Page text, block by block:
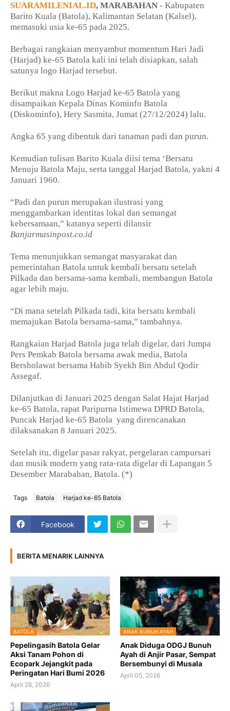
SUARAMILENIAL.ID, MARABAHAN - Kabupaten
Barito Kuala (Batola), Kalimantan Selatan (Kalsel),
memasuki usia ke-65 pada 2025.
Berbagai rangkaian menyambut momentum Hari Jadi
(Harjad) ke-65 Batola kali ini telah disiapkan, salah
satunya logo Harjad tersebut.
Berikut makna Logo Harjad ke-65 Batola yang
disampaikan Kepala Dinas Kominfo Batola
(Diskominfo), Hery Sasmita, Jumat (27/12/2024) lalu.
Angka 65 yang dibentuk dari tanaman padi dan purun.
Kemudian tulisan Barito Kuala diisi tema ‘Bersatu
Menuju Batola Maju, serta tanggal Harjad Batola, yakni 4
Januari 1960.
“Padi dan purun merupakan ilustrasi yang
menggambarkan identitas lokal dan semangat
kebersamaan,” katanya seperti dilansir
Banjarmasinpost.co.id
Tema menunjukkan semangat masyarakat dan
pemerintahan Batola untuk kembali bersatu setelah
Pilkada dan bersama-sama kembali, membangun Batola
agar lebih maju.
“Di mana setelah Pilkada tadi, kita bersatu kembali
memajukan Batola bersama-sama,” tambahnya.
Rangkaian Harjad Batola juga telah digelar, dari Jumpa
Pers Pemkab Batola bersama awak media, Batola
Bersholawat bersama Habib Syekh Bin Abdul Qodir
Assegaf.
Dilanjutkan di Januari 2025 dengan Salat Hajat Harjad
ke-65 Batola, rapat Paripurna Istimewa DPRD Batola,
Puncak Harjad ke-65 Batola yang direncanakan
dilaksanakan 8 Januari 2025.
Setelah itu, digelar pasar rakyat, pergelaran campursari
dan musik modern yang rata-rata digelar di Lapangan 5
Desember Marabahan, Batola. (*)
Tags Batola Harjad ke-65 Batola
Facebook
BERITA MENARIK LAINNYA
BATOLA
Pepelingasih Batola Gelar
Aksi Tanam Pohon di
Ecopark Jejangkit pada
Peringatan Hari Bumi 2026
April 26, 2026
ANAK BUNUH AYAH
Anak Diduga ODGJ Bunuh
Ayah di Anjir Pasar, Sempat
Bersembunyi di Musala
April 05, 2026